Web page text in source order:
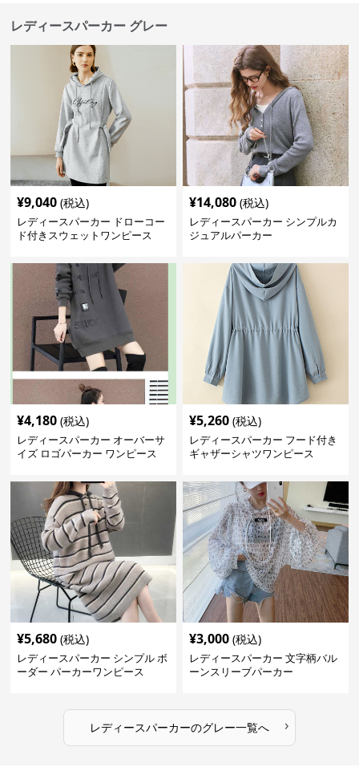
レディースパーカー グレー
¥9,040 (税込)
レディースパーカー ドローコー
ド付きスウェットワンピース
¥14,080 (税込)
レディースパーカー シンプルカ
ジュアルパーカー
¥4,180 (税込)
レディースパーカー オーバーサ
イズ ロゴパーカー ワンピース
¥5,260 (税込)
レディースパーカー フード付き
ギャザーシャツワンピース
¥5,680 (税込)
レディースパーカー シンプル ボ
ーダー パーカーワンピース
¥3,000 (税込)
レディースパーカー 文字柄バル
ーンスリーブパーカー
レディースパーカーのグレー一覧へ ›